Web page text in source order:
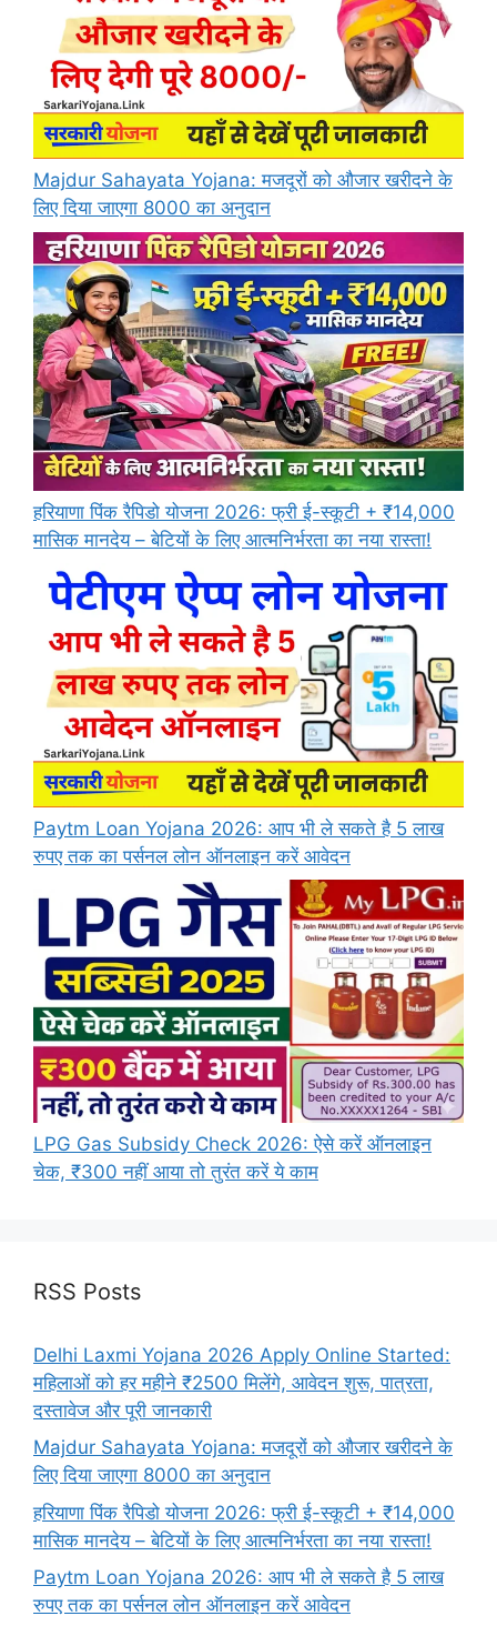
Majdur Sahayata Yojana: मजदूरों को औजार खरीदने के
लिए दिया जाएगा 8000 का अनुदान
हरियाणा पिंक रैपिडो योजना 2026: फ्री ई-स्कूटी + ₹14,000
मासिक मानदेय – बेटियों के लिए आत्मनिर्भरता का नया रास्ता!
Paytm Loan Yojana 2026: आप भी ले सकते है 5 लाख
रुपए तक का पर्सनल लोन ऑनलाइन करें आवेदन
LPG Gas Subsidy Check 2026: ऐसे करें ऑनलाइन
चेक, ₹300 नहीं आया तो तुरंत करें ये काम
RSS Posts
Delhi Laxmi Yojana 2026 Apply Online Started:
महिलाओं को हर महीने ₹2500 मिलेंगे, आवेदन शुरू, पात्रता,
दस्तावेज और पूरी जानकारी
Majdur Sahayata Yojana: मजदूरों को औजार खरीदने के
लिए दिया जाएगा 8000 का अनुदान
हरियाणा पिंक रैपिडो योजना 2026: फ्री ई-स्कूटी + ₹14,000
मासिक मानदेय – बेटियों के लिए आत्मनिर्भरता का नया रास्ता!
Paytm Loan Yojana 2026: आप भी ले सकते है 5 लाख
रुपए तक का पर्सनल लोन ऑनलाइन करें आवेदन